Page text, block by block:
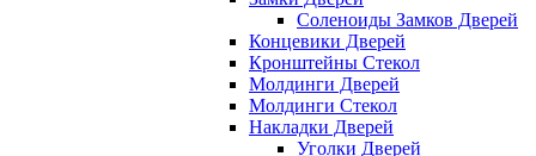
Соленоиды Замков Дверей
Концевики Дверей
Кронштейны Стекол
Молдинги Дверей
Молдинги Стекол
Накладки Дверей
Уголки Дверей